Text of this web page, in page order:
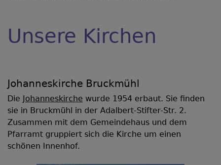
Unsere Kirchen
Johanneskirche Bruckmühl
Die Johanneskirche wurde 1954 erbaut. Sie finden
sie in Bruckmühl in der Adalbert-Stifter-Str. 2.
Zusammen mit dem Gemeindehaus und dem
Pfarramt gruppiert sich die Kirche um einen
schönen Innenhof.